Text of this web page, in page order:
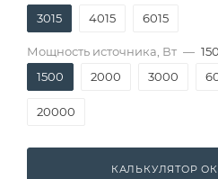
3015
4015 6015
Мощность источника, Вт —
1500
2000 3000
20000
КАЛЬКУЛЯТОР